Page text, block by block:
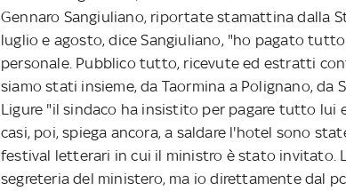
Gennaro Sangiuliano, riportate stamattina dalla
luglio e agosto, dice Sangiuliano, "ho pagato
personale. Pubblico tutto, ricevute ed estratti
siamo stati insieme, da Taormina a Polignano, da
Ligure "il sindaco ha insistito per pagare tutto lui
casi, poi, spiega ancora, a saldare l'hotel sono
festival letterari in cui il ministro è stato invitato.
segreteria del ministero, ma io direttamente dal